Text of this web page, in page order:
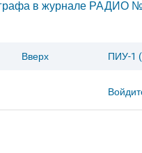
в журнале РАДИО №
Вверх ПИУ-1